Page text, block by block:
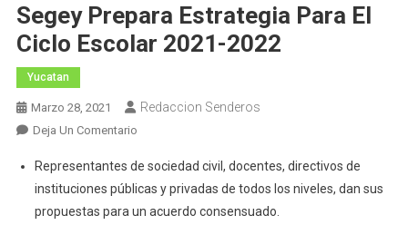
Segey Prepara Estrategia Para El
Ciclo Escolar 2021-2022
Yucatan
Marzo 28, 2021 Redaccion Senderos
Deja Un ComentarioEn
Prepara
Estrategia
Para
Representantes de sociedad civil, docentes, directivos de
instituciones públicas y privadas de todos los niveles, dan sus
propuestas para un acuerdo consensuado.